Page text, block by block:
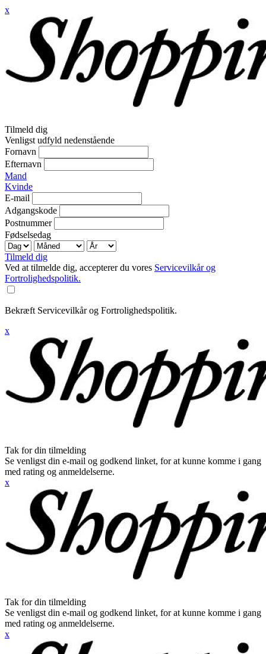
x
Tilmeld dig
Venligst udfyld nedenstående
Fornavn
Efternavn
Mand
Kvinde
E-mail
Adgangskode
Postnummer
Fødselsedag
Tilmeld dig
Ved at tilmelde dig, accepterer du vores Servicevilkår og
Fortrolighedspolitik.
Bekræft Servicevilkår og Fortrolighedspolitik.
x
Tak for din tilmelding
Se venligst din e-mail og godkend linket, for at kunne komme i gang
med rating og anmeldelserne.
x
Tak for din tilmelding
Se venligst din e-mail og godkend linket, for at kunne komme i gang
med rating og anmeldelserne.
x